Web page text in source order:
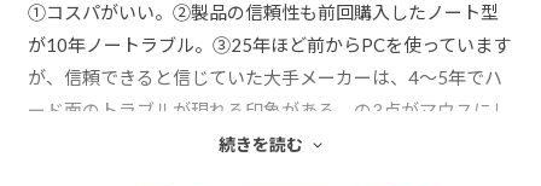
①コスパがいい。②製品の信頼性も前回購入したノート型
が10年ノートラブル。③25年ほど前からPCを使っています
が、信頼できると信じていた大手メーカーは、4〜5年でハ
ード面のトラブルが現れる印象がある。の3点がマウスにし
続きを読む